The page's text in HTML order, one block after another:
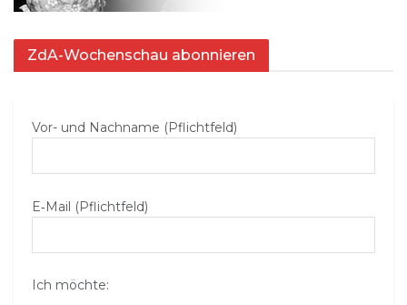
ZdA-Wochenschau abonnieren
Vor- und Nachname (Pflichtfeld)
E‑Mail (Pflichtfeld)
Ich möchte: